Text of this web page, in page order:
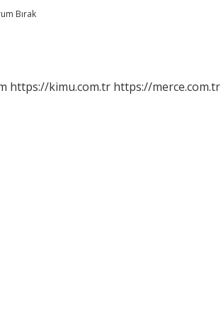
Bırak
https://kimu.com.tr https://merce.com.tr